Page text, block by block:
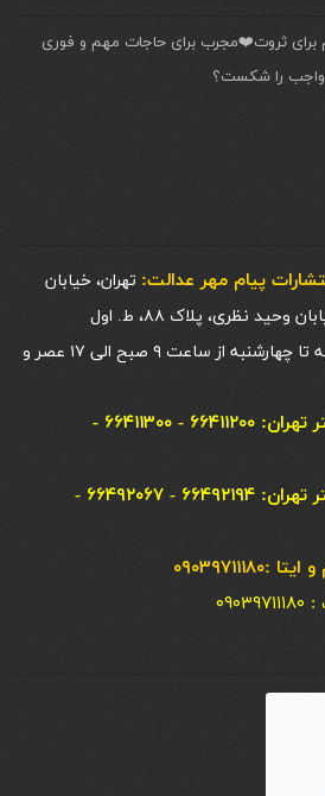
برای ثروت❤️مجرب برای حاجات مهم و فوری
واجب را شکست؟
پيام مهر عدالت: تهران، خیابان
نظری، پلاک ۸۸، ط. اول
ساعات کاری: همه روزه شنبه تا چهارشنبه از ساعت ۹ صبح الی ۱۷ عصر و
تلفن های تماس دفتر تهران: ۶۶۴۱۱۲۰۰ - ۶۶۴۱۱۳۰۰ -
تلفن های تماس دفتر تهران: ۶۶۴۹۲۱۹۴ - ۶۶۴۹۲۰۶۷ -